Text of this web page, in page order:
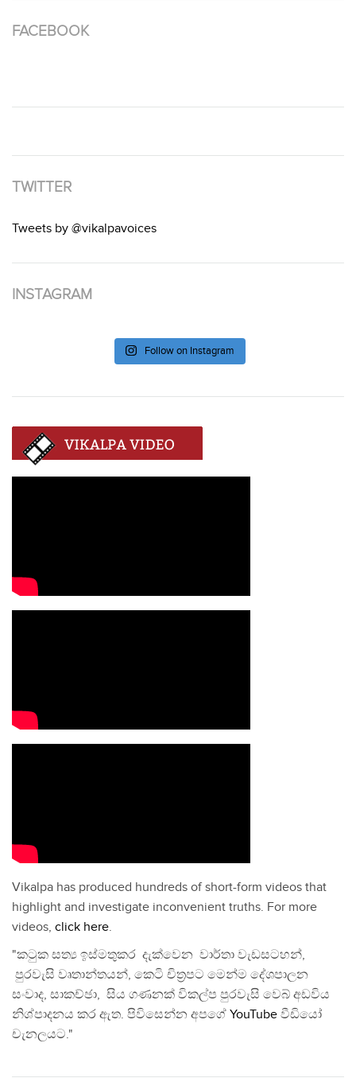
FACEBOOK
TWITTER
Tweets by @vikalpavoices
INSTAGRAM
Follow on Instagram
Vikalpa has produced hundreds of short-form videos that
highlight and investigate inconvenient truths. For more
videos, click here.
"කටුක සත්‍ය ඉස්මතුකර දැක්වෙන වාර්තා වැඩසටහන්,
පුරවැසි වෘතාන්තයන්, කෙටි චිත්‍රපට මෙන්ම දේශපාලන
සංවාද, සාකච්ඡා, සිය ගණනක් විකල්ප පුරවැසි වෙබ් අඩවිය
නිශ්පාදනය කර ඇත. පිවිසෙන්න අපගේ YouTube වීඩියෝ
චැනලයට."